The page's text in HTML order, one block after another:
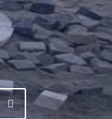
Next